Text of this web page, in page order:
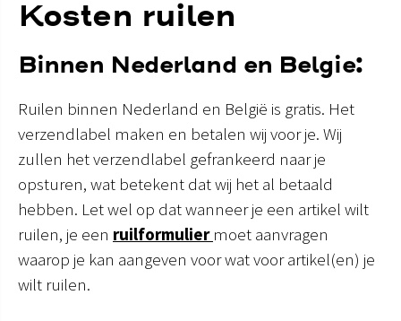
Kosten ruilen
Binnen Nederland en Belgie:
Ruilen binnen Nederland en België is gratis. Het
verzendlabel maken en betalen wij voor je. Wij
zullen het verzendlabel gefrankeerd naar je
opsturen, wat betekent dat wij het al betaald
hebben. Let wel op dat wanneer je een artikel wilt
ruilen, je een ruilformulier moet aanvragen
waarop je kan aangeven voor wat voor artikel(en) je
wilt ruilen.